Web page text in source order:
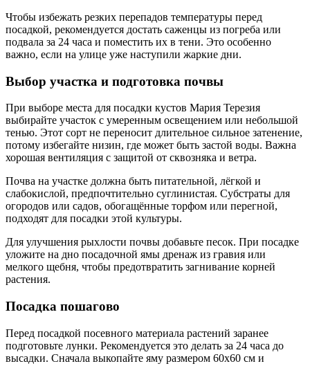
Чтобы избежать резких перепадов температуры перед
посадкой, рекомендуется достать саженцы из погреба или
подвала за 24 часа и поместить их в тени. Это особенно
важно, если на улице уже наступили жаркие дни.
Выбор участка и подготовка почвы
При выборе места для посадки кустов Мария Терезия
выбирайте участок с умеренным освещением или небольшой
тенью. Этот сорт не переносит длительное сильное затенение,
потому избегайте низин, где может быть застой воды. Важна
хорошая вентиляция с защитой от сквозняка и ветра.
Почва на участке должна быть питательной, лёгкой и
слабокислой, предпочтительно суглинистая. Субстраты для
огородов или садов, обогащённые торфом или перегной,
подходят для посадки этой культуры.
Для улучшения рыхлости почвы добавьте песок. При посадке
уложите на дно посадочной ямы дренаж из гравия или
мелкого щебня, чтобы предотвратить загнивание корней
растения.
Посадка пошагово
Перед посадкой посевного материала растений заранее
подготовьте лунки. Рекомендуется это делать за 24 часа до
высадки. Сначала выкопайте яму размером 60х60 см и